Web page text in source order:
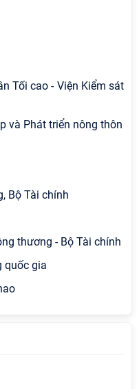
Tối cao - Viện Kiểm sát
và Phát triển nông thôn
Bộ Tài chính
thương - Bộ Tài chính
quốc gia